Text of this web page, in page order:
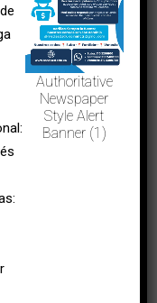
de salud, ética
totalmente
Authoritative
Newspaper
Style Alert
Banner (1)